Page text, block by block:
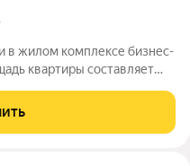
в жилом комплексе бизнес-
квартиры составляет
мастер спальней площадью